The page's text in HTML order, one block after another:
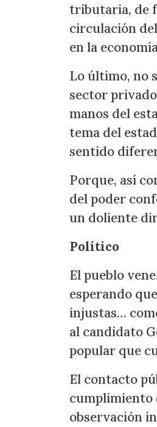
tributaria, de
circulación
en la
Lo último, no
sector
manos del
tema del
sentido
Porque, así
del poder
un doliente
Político
El pueblo
esperando
injustas…
al candidato
popular que
El contacto
cumplimiento
observación